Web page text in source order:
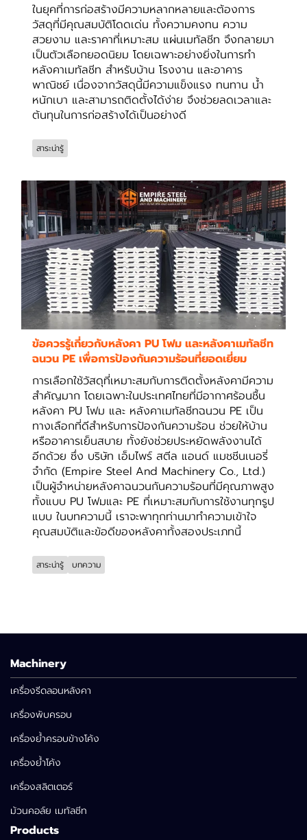
ในยุคที่การก่อสร้างมีความหลากหลายและต้องการ
วัสดุที่มีคุณสมบัติโดดเด่น ทั้งความคงทน ความ
สวยงาม และราคาที่เหมาะสม แผ่นเมทัลชีท จึงกลายมา
เป็นตัวเลือกยอดนิยม โดยเฉพาะอย่างยิ่งในการทำ
หลังคาเมทัลชีท สำหรับบ้าน โรงงาน และอาคาร
พาณิชย์ เนื่องจากวัสดุนี้มีความแข็งแรง ทนทาน น้ำ
หนักเบา และสามารถติดตั้งได้ง่าย จึงช่วยลดเวลาและ
ต้นทุนในการก่อสร้างได้เป็นอย่างดี
สาระน่ารู้
ข้อควรรู้เกี่ยวกับหลังคา PU โฟม และหลังคาเมทัลชีท
ฉนวน PE เพื่อการป้องกันความร้อนที่ยอดเยี่ยม
การเลือกใช้วัสดุที่เหมาะสมกับการติดตั้งหลังคามีความ
สำคัญมาก โดยเฉพาะในประเทศไทยที่มีอากาศร้อนชื้น
หลังคา PU โฟม และ หลังคาเมทัลชีทฉนวน PE เป็น
ทางเลือกที่ดีสำหรับการป้องกันความร้อน ช่วยให้บ้าน
หรืออาคารเย็นสบาย ทั้งยังช่วยประหยัดพลังงานได้
อีกด้วย ซึ่ง บริษัท เอ็มไพร์ สตีล แอนด์ แมชชีนเนอรี่
จำกัด (Empire Steel And Machinery Co., Ltd.)
เป็นผู้จำหน่ายหลังคาฉนวนกันความร้อนที่มีคุณภาพสูง
ทั้งแบบ PU โฟมและ PE ที่เหมาะสมกับการใช้งานทุกรูป
แบบ ในบทความนี้ เราจะพาทุกท่านมาทำความเข้าใจ
คุณสมบัติและข้อดีของหลังคาทั้งสองประเภทนี้
สาระน่ารู้ บทความ
Machinery
เครื่องรีดลอนหลังคา
เครื่องพับครอบ
เครื่องย้ำครอบข้างโค้ง
เครื่องย้ำโค้ง
เครื่องสลิตเตอร์
ม้วนคอล์ย เมทัลชีท
Products